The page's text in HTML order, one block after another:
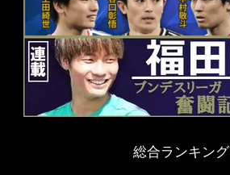
総合ランキング